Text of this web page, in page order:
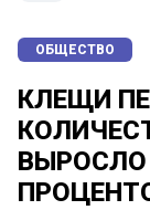
ОБЩЕСТВО
КЛЕЩИ
ВЫРОСЛО